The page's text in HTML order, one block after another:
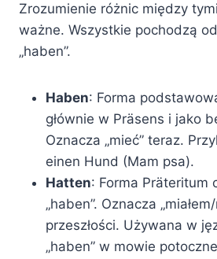
Zrozumienie różnic między
ważne. Wszystkie pochodzą
„haben”.
Haben: Forma
głównie w Präsens i jako
Oznacza „mieć” teraz.
einen Hund (Mam psa).
Hatten: Forma Präteritum
„haben”. Oznacza
przeszłości. Używana w
„haben” w mowie